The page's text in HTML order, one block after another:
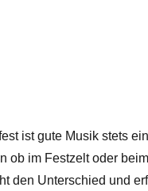
ist gute Musik stets
ob im Festzelt oder
den Unterschied und